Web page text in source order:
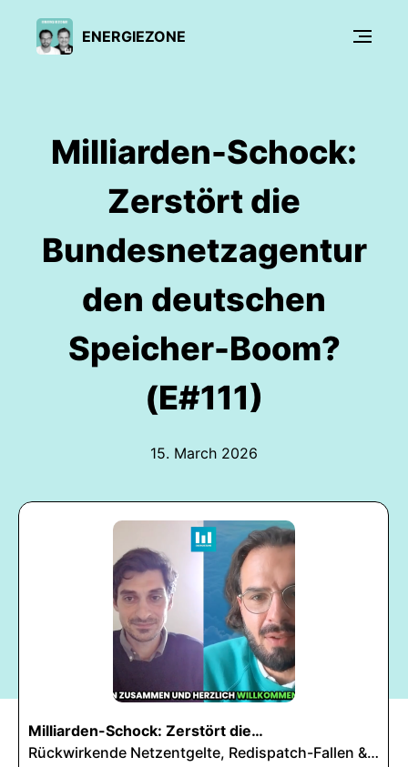
ENERGIEZONE
Milliarden-Schock:
Zerstört die
Bundesnetzagentur
den deutschen
Speicher-Boom?
(E#111)
15. March 2026